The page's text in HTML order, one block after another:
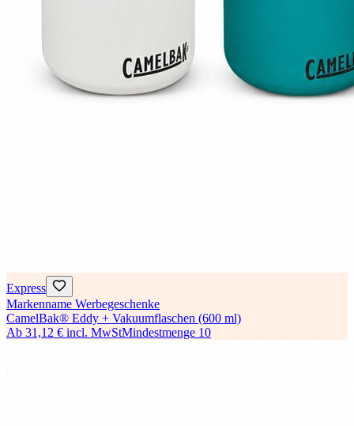
Express
Markenname Werbegeschenke
CamelBak® Eddy + Vakuumflaschen (600 ml)
Ab 31,12 € incl. MwStMindestmenge 10